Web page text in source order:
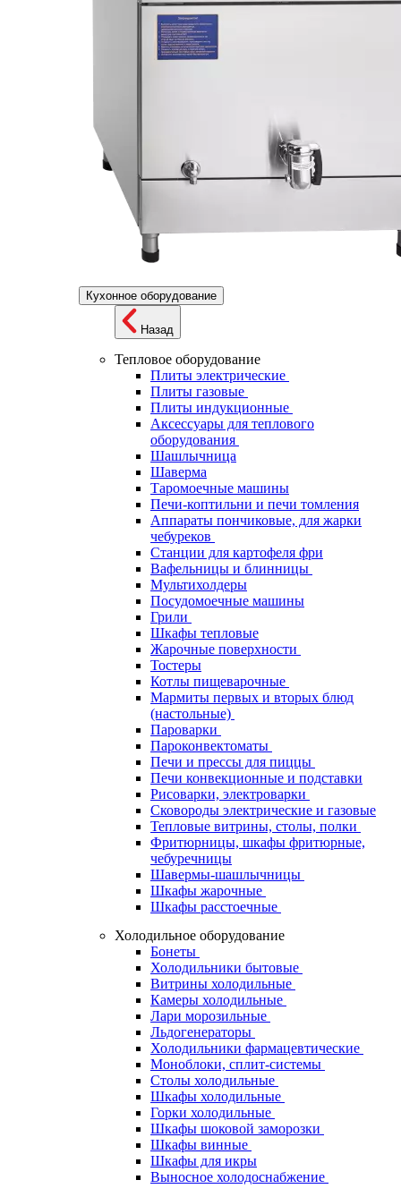
Кухонное оборудование
Назад
Тепловое оборудование
Плиты электрические
Плиты газовые
Плиты индукционные
Аксессуары для теплового
оборудования
Шашлычница
Шаверма
Таромоечные машины
Печи-коптильни и печи томления
Аппараты пончиковые, для жарки
чебуреков
Станции для картофеля фри
Вафельницы и блинницы
Мультихолдеры
Посудомоечные машины
Грили
Шкафы тепловые
Жарочные поверхности
Тостеры
Котлы пищеварочные
Мармиты первых и вторых блюд
(настольные)
Пароварки
Пароконвектоматы
Печи и прессы для пиццы
Печи конвекционные и подставки
Рисоварки, электроварки
Сковороды электрические и газовые
Тепловые витрины, столы, полки
Фритюрницы, шкафы фритюрные,
чебуречницы
Шавермы-шашлычницы
Шкафы жарочные
Шкафы расстоечные
Холодильное оборудование
Бонеты
Холодильники бытовые
Витрины холодильные
Камеры холодильные
Лари морозильные
Льдогенераторы
Холодильники фармацевтические
Моноблоки, сплит-системы
Столы холодильные
Шкафы холодильные
Горки холодильные
Шкафы шоковой заморозки
Шкафы винные
Шкафы для икры
Выносное холодоснабжение